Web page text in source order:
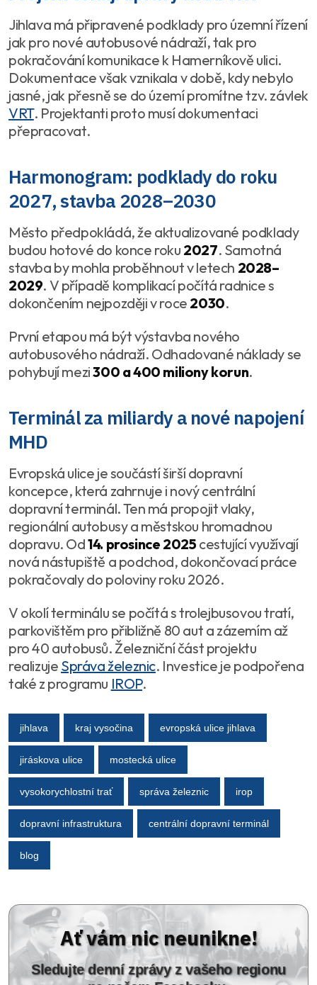
Jihlava má připravené podklady pro územní řízení
jak pro nové autobusové nádraží, tak pro
pokračování komunikace k Hamerníkově ulici.
Dokumentace však vznikala v době, kdy nebylo
jasné, jak přesně se do území promítne tzv. závlek
VRT. Projektanti proto musí dokumentaci
přepracovat.
Harmonogram: podklady do roku
2027, stavba 2028–2030
Město předpokládá, že aktualizované podklady
budou hotové do konce roku 2027. Samotná
stavba by mohla proběhnout v letech 2028–
2029. V případě komplikací počítá radnice s
dokončením nejpozději v roce 2030.
První etapou má být výstavba nového
autobusového nádraží. Odhadované náklady se
pohybují mezi300 a 400 miliony korun.
Terminál za miliardy a nové napojení
MHD
Evropská ulice je součástí širší dopravní
koncepce, která zahrnuje i nový centrální
dopravní terminál. Ten má propojit vlaky,
regionální autobusy a městskou hromadnou
dopravu. Od14. prosince 2025 cestující využívají
nová nástupiště a podchod, dokončovací práce
pokračovaly do poloviny roku 2026.
V okolí terminálu se počítá s trolejbusovou tratí,
parkovištěm pro přibližně 80 aut a zázemím až
pro 40 autobusů. Železniční část projektu
realizuje Správa železnic. Investice je podpořena
také z programu IROP.
jihlava kraj vysočina evropská ulice jihlava
jiráskova ulice mostecká ulice
vysokorychlostní trať správa železnic irop
dopravní infrastruktura centrální dopravní terminál
blog
Ať vám nic neunikne!
Sledujte denní zprávy z vašeho regionu